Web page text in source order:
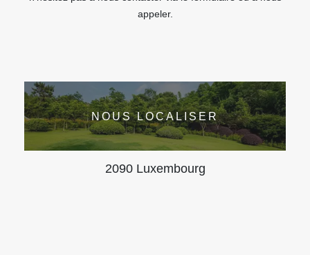
appeler.
NOUS LOCALISER
2090 Luxembourg